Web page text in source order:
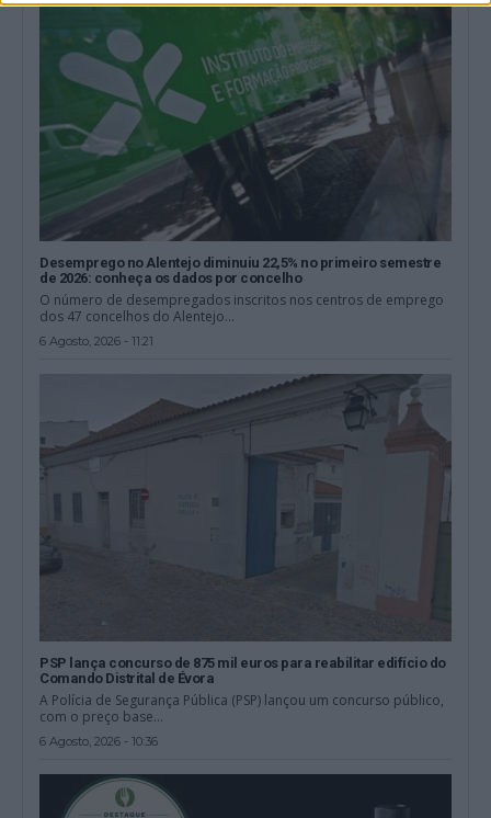
Desemprego no Alentejo diminuiu 22,5% no primeiro semestre
de 2026: conheça os dados por concelho
O número de desempregados inscritos nos centros de emprego
dos 47 concelhos do Alentejo...
6 Agosto, 2026 - 11:21
PSP lança concurso de 875 mil euros para reabilitar edifício do
Comando Distrital de Évora
A Polícia de Segurança Pública (PSP) lançou um concurso público,
com o preço base...
6 Agosto, 2026 - 10:36